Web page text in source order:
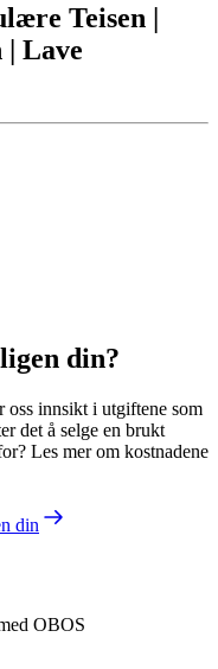
Teisen |
| Lave
din?
oss innsikt i utgiftene som
det å selge en brukt
Les mer om kostnadene
din
OBOS